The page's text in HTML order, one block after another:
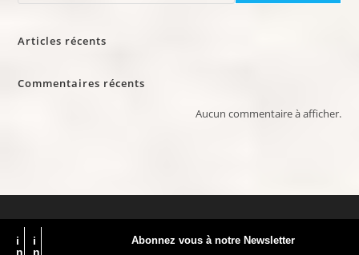
Articles récents
Commentaires récents
Aucun commentaire à afficher.
i
n
i
n
Abonnez vous à notre Newsletter